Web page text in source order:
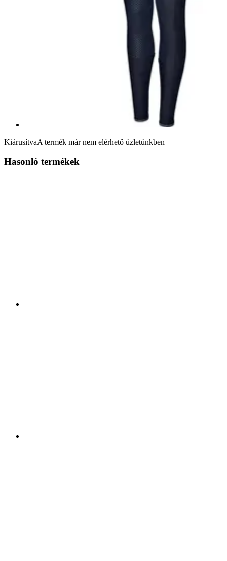
KiárusítvaA termék már nem elérhető üzletünkben
Hasonló termékek